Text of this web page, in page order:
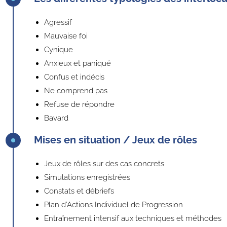
Agressif
Mauvaise foi
Cynique
Anxieux et paniqué
Confus et indécis
Ne comprend pas
Refuse de répondre
Bavard
Mises en situation / Jeux de rôles
Jeux de rôles sur des cas concrets
Simulations enregistrées
Constats et débriefs
Plan d’Actions Individuel de Progression
Entraînement intensif aux techniques et méthodes